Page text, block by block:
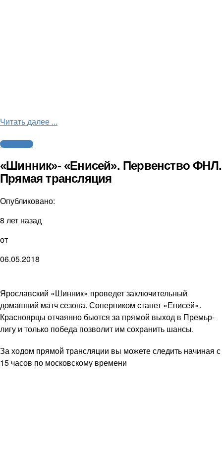
Читать далее ...
Трансляции
«Шинник»- «Енисей». Первенство ФНЛ.
Прямая трансляция
Опубликовано:
8 лет назад
от
06.05.2018
Ярославский «Шинник» проведет заключительный
домашний матч сезона. Соперником станет «Енисей».
Красноярцы отчаянно бьются за прямой выход в Премьр-
лигу и только победа позволит им сохранить шансы.
За ходом прямой трансляции вы можете следить начиная с
15 часов по московскому времени